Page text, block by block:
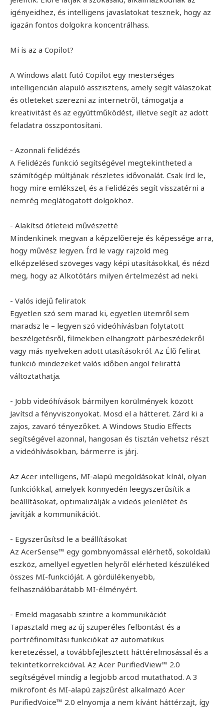
igényeidhez, és intelligens javaslatokat tesznek, hogy az
igazán fontos dolgokra koncentrálhass.
Mi is az a Copilot?
A Windows alatt futó Copilot egy mesterséges
intelligencián alapuló asszisztens, amely segít válaszokat
és ötleteket szerezni az internetről, támogatja a
kreativitást és az együttműködést, illetve segít az adott
feladatra összpontosítani.
- Azonnali felidézés
A Felidézés funkció segítségével megtekintheted a
számítógép múltjának részletes idővonalát. Csak írd le,
hogy mire emlékszel, és a Felidézés segít visszatérni a
nemrég meglátogatott dolgokhoz.
- Alakítsd ötleteid művészetté
Mindenkinek megvan a képzelőereje és képessége arra,
hogy művész legyen. Írd le vagy rajzold meg
elképzelésed szöveges vagy képi utasításokkal, és nézd
meg, hogy az Alkotótárs milyen értelmezést ad neki.
- Valós idejű feliratok
Egyetlen szó sem marad ki, egyetlen ütemről sem
maradsz le – legyen szó videóhívásban folytatott
beszélgetésről, filmekben elhangzott párbeszédekről
vagy más nyelveken adott utasításokról. Az Élő felirat
funkció mindezeket valós időben angol felirattá
változtathatja.
- Jobb videóhívások bármilyen körülmények között
Javítsd a fényviszonyokat. Mosd el a hátteret. Zárd ki a
zajos, zavaró tényezőket. A Windows Studio Effects
segítségével azonnal, hangosan és tisztán vehetsz részt
a videóhívásokban, bármerre is járj.
Az Acer intelligens, MI-alapú megoldásokat kínál, olyan
funkciókkal, amelyek könnyedén leegyszerűsítik a
beállításokat, optimalizálják a videós jelenlétet és
javítják a kommunikációt.
- Egyszerűsítsd le a beállításokat
Az AcerSense™ egy gombnyomással elérhető, sokoldalú
eszköz, amellyel egyetlen helyről elérheted készüléked
összes MI-funkcióját. A gördülékenyebb,
felhasználóbarátabb MI-élményért.
- Emeld magasabb szintre a kommunikációt
Tapasztald meg az új szuperéles felbontást és a
portréfinomítási funkciókat az automatikus
keretezéssel, a továbbfejlesztett háttérelmosással és a
tekintetkorrekcióval. Az Acer PurifiedView™ 2.0
segítségével mindig a legjobb arcod mutathatod. A 3
mikrofont és MI-alapú zajszűrést alkalmazó Acer
PurifiedVoice™ 2.0 elnyomja a nem kívánt háttérzajt, így